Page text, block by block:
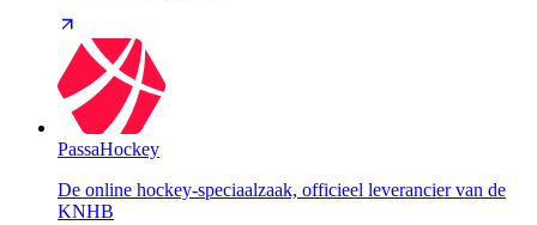
PassaHockey
De online hockey-speciaalzaak, officieel leverancier van de
KNHB